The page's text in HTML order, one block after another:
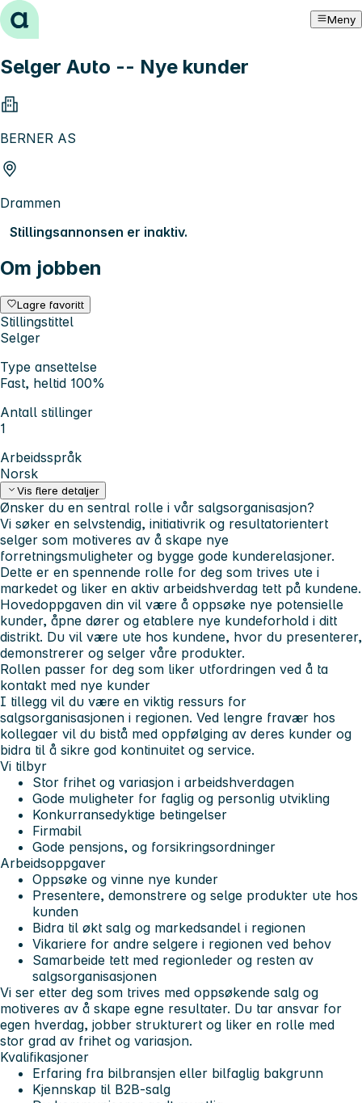
Hopp til innhold Meny
Selger Auto -- Nye kunder
BERNER AS
Drammen
Stillingsannonsen er inaktiv.
Om jobben
Lagre favoritt
Stillingstittel
Selger
Type ansettelse
Fast, heltid 100%
Antall stillinger
1
Arbeidsspråk
Norsk
Vis flere detaljer
Ønsker du en sentral rolle i vår salgsorganisasjon?
Vi søker en selvstendig, initiativrik og resultatorientert
selger som motiveres av å skape nye
forretningsmuligheter og bygge gode kunderelasjoner.
Dette er en spennende rolle for deg som trives ute i
markedet og liker en aktiv arbeidshverdag tett på kundene.
Hovedoppgaven din vil være å oppsøke nye potensielle
kunder, åpne dører og etablere nye kundeforhold i ditt
distrikt. Du vil være ute hos kundene, hvor du presenterer,
demonstrerer og selger våre produkter.
Rollen passer for deg som liker utfordringen ved å ta
kontakt med nye kunder
I tillegg vil du være en viktig ressurs for
salgsorganisasjonen i regionen. Ved lengre fravær hos
kollegaer vil du bistå med oppfølging av deres kunder og
bidra til å sikre god kontinuitet og service.
Vi tilbyr
Stor frihet og variasjon i arbeidshverdagen
Gode muligheter for faglig og personlig utvikling
Konkurransedyktige betingelser
Firmabil
Gode pensjons, og forsikringsordninger
Arbeidsoppgaver
Oppsøke og vinne nye kunder
Presentere, demonstrere og selge produkter ute hos
kunden
Bidra til økt salg og markedsandel i regionen
Vikariere for andre selgere i regionen ved behov
Samarbeide tett med regionleder og resten av
salgsorganisasjonen
Vi ser etter deg som trives med oppsøkende salg og
motiveres av å skape egne resultater. Du tar ansvar for
egen hverdag, jobber strukturert og liker en rolle med
stor grad av frihet og variasjon.
Kvalifikasjoner
Erfaring fra bilbransjen eller bilfaglig bakgrunn
Kjennskap til B2B-salg